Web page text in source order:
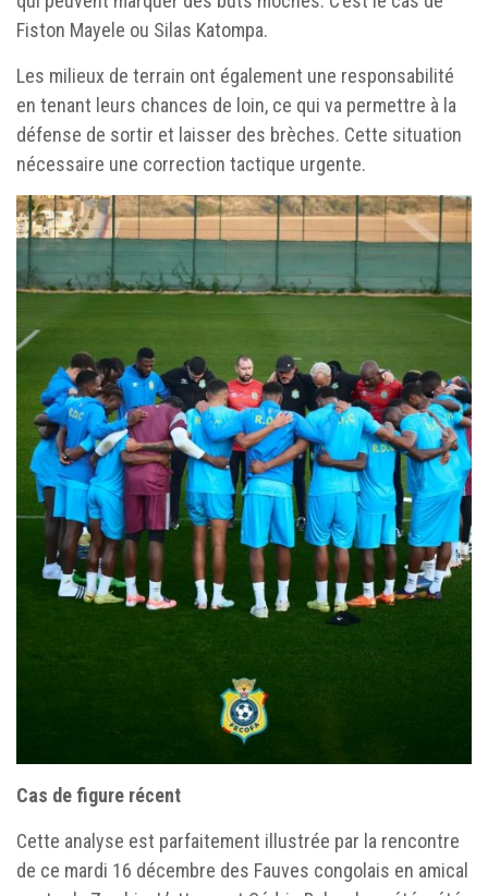
Fiston Mayele ou Silas Katompa.
Les milieux de terrain ont également une responsabilité
en tenant leurs chances de loin, ce qui va permettre à la
défense de sortir et laisser des brèches. Cette situation
nécessaire une correction tactique urgente.
Cas de figure récent
Cette analyse est parfaitement illustrée par la rencontre
de ce mardi 16 décembre des Fauves congolais en amical